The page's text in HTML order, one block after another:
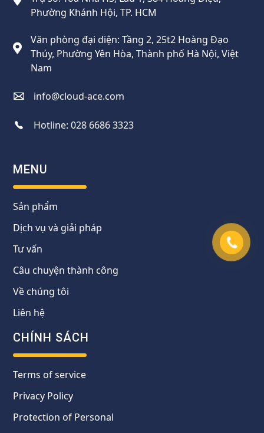
Phường Khánh Hội, TP. HCM
Văn phòng đại diện: Tầng 2, 25t2 Hoàng Đạo
Thúy, Phường Yên Hòa, Thành phố Hà Nội, Việt
Nam
info@cloud-ace.com
Hotline:028 6686 3323
MENU
Sản phẩm
Dịch vụ và giải pháp
Tư vấn
Câu chuyện thành công
Về chúng tôi
Liên hệ
CHÍNH SÁCH
Terms of service
Privacy Policy
Protection of Personal